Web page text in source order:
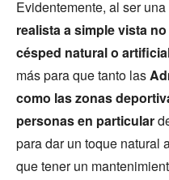
Evidentemente, al ser una
realista a simple vista
césped natural o artificia
más para que tanto las
como las zonas
personas en particular
para dar un toque natural
que tener un